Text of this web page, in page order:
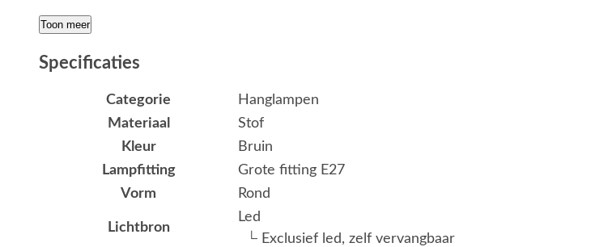
Toon meer
Specificaties
Categorie
Hanglampen
Materiaal
Stof
Kleur
Bruin
Lampfitting
Grote fitting E27
Vorm
Rond
Lichtbron
Led
└ Exclusief led, zelf vervangbaar